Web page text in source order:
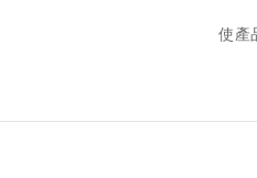
使產